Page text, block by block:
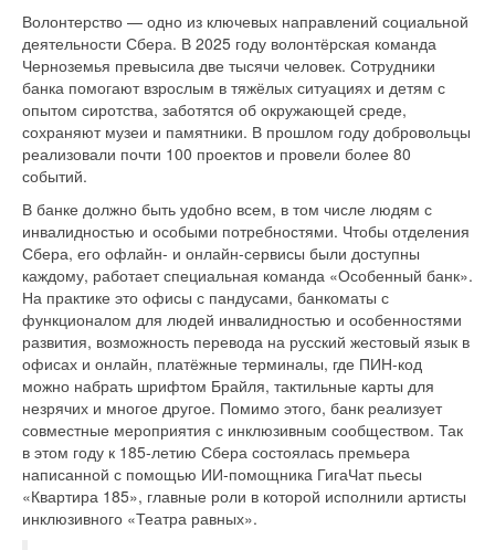
Волонтерство — одно из ключевых направлений социальной
деятельности Сбера. В 2025 году волонтёрская команда
Черноземья превысила две тысячи человек. Сотрудники
банка помогают взрослым в тяжёлых ситуациях и детям с
опытом сиротства, заботятся об окружающей среде,
сохраняют музеи и памятники. В прошлом году добровольцы
реализовали почти 100 проектов и провели более 80
событий.
В банке должно быть удобно всем, в том числе людям с
инвалидностью и особыми потребностями. Чтобы отделения
Сбера, его офлайн- и онлайн-сервисы были доступны
каждому, работает специальная команда «Особенный банк».
На практике это офисы с пандусами, банкоматы с
функционалом для людей инвалидностью и особенностями
развития, возможность перевода на русский жестовый язык в
офисах и онлайн, платёжные терминалы, где ПИН-код
можно набрать шрифтом Брайля, тактильные карты для
незрячих и многое другое. Помимо этого, банк реализует
совместные мероприятия с инклюзивным сообществом. Так
в этом году к 185-летию Сбера состоялась премьера
написанной с помощью ИИ-помощника ГигаЧат пьесы
«Квартира 185», главные роли в которой исполнили артисты
инклюзивного «Театра равных».